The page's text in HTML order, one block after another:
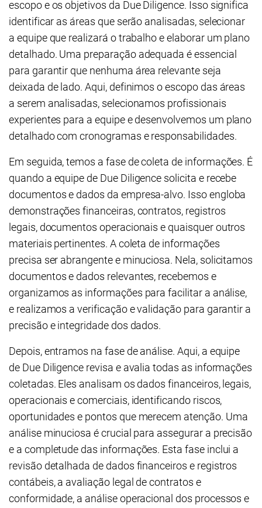
escopo e os objetivos da Due Diligence. Isso significa
identificar as áreas que serão analisadas, selecionar
a equipe que realizará o trabalho e elaborar um plano
detalhado. Uma preparação adequada é essencial
para garantir que nenhuma área relevante seja
deixada de lado. Aqui, definimos o escopo das áreas
a serem analisadas, selecionamos profissionais
experientes para a equipe e desenvolvemos um plano
detalhado com cronogramas e responsabilidades.
Em seguida, temos a fase de coleta de informações. É
quando a equipe de Due Diligence solicita e recebe
documentos e dados da empresa-alvo. Isso engloba
demonstrações financeiras, contratos, registros
legais, documentos operacionais e quaisquer outros
materiais pertinentes. A coleta de informações
precisa ser abrangente e minuciosa. Nela, solicitamos
documentos e dados relevantes, recebemos e
organizamos as informações para facilitar a análise,
e realizamos a verificação e validação para garantir a
precisão e integridade dos dados.
Depois, entramos na fase de análise. Aqui, a equipe
de Due Diligence revisa e avalia todas as informações
coletadas. Eles analisam os dados financeiros, legais,
operacionais e comerciais, identificando riscos,
oportunidades e pontos que merecem atenção. Uma
análise minuciosa é crucial para assegurar a precisão
e a completude das informações. Esta fase inclui a
revisão detalhada de dados financeiros e registros
contábeis, a avaliação legal de contratos e
conformidade, a análise operacional dos processos e